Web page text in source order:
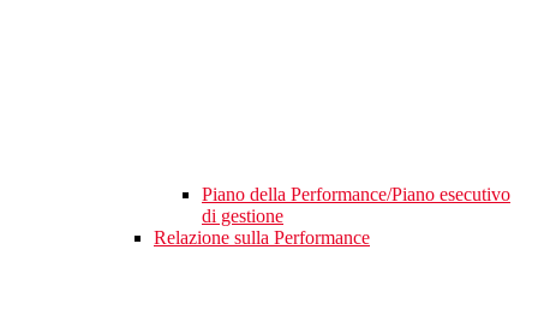
Piano della Performance/Piano esecutivo
di gestione
Relazione sulla Performance